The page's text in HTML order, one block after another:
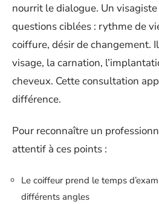
nourrit le dialogue. Un
questions ciblées : rythme de
coiffure, désir de changement.
visage, la carnation,
cheveux. Cette consultation
différence.
Pour reconnaître un
attentif à ces points :
Le coiffeur prend le temps
différents angles